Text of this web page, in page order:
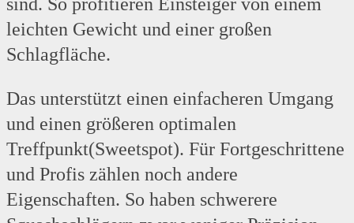
leichten Gewicht und einer großen
Schlagfläche.
Das unterstützt einen einfacheren Umgang
und einen größeren optimalen
Treffpunkt(Sweetspot). Für Fortgeschrittene
und Profis zählen noch andere
Eigenschaften. So haben schwerere